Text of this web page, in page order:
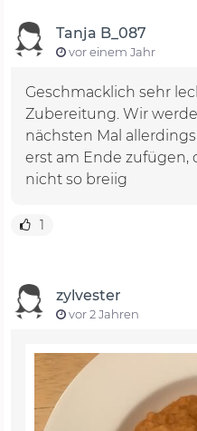
Tanja B_087
vor einem Jahr
Geschmacklich sehr
Zubereitung. Wir
nächsten Mal
erst am Ende zufügen,
nicht so breiig
1
zylvester
vor 2 Jahren